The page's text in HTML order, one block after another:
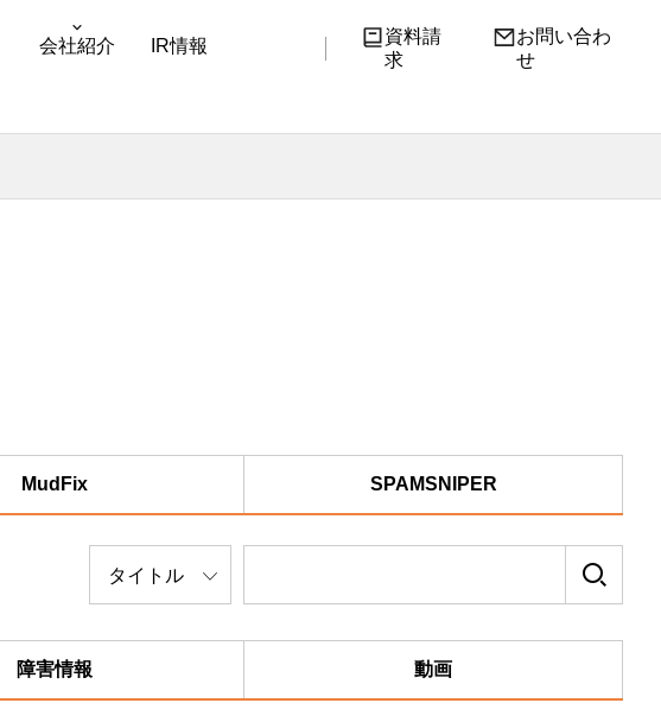
会社紹介 IR情報
資料請
求
お問い合わ
せ
MudFix SPAMSNIPER
フ
ム
タイトル
障害情報 動画